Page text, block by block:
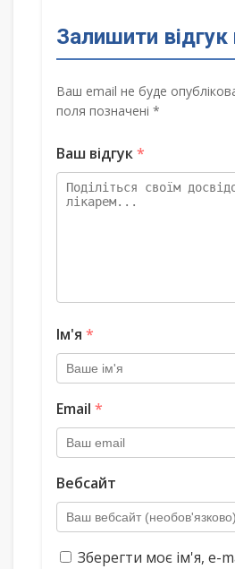
Залишити відгук
Ваш email не буде
поля позначені *
Ваш відгук*
Ім'я *
Email *
Вебсайт
Зберегти моє ім'я, e-